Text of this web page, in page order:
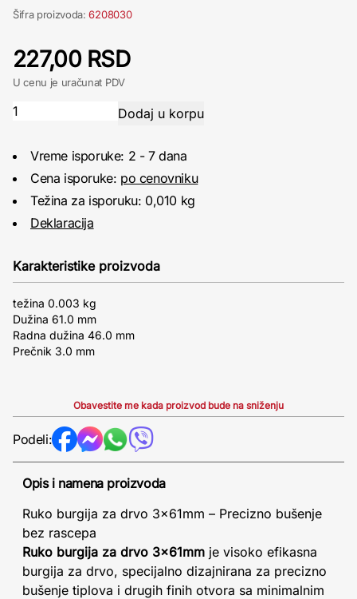
Šifra proizvoda:6208030
227,00 RSD
U cenu je uračunat PDV
Vreme isporuke: 2 - 7 dana
Cena isporuke: po cenovniku
Težina za isporuku: 0,010 kg
Deklaracija
Karakteristike proizvoda
težina 0.003 kg
Dužina 61.0 mm
Radna dužina 46.0 mm
Prečnik 3.0 mm
Obavestite me kada proizvod bude na sniženju
Podeli:
Opis i namena proizvoda
Ruko burgija za drvo 3x61mm – Precizno bušenje
bez rascepa
Ruko burgija za drvo 3x61mm je visoko efikasna
burgija za drvo, specijalno dizajnirana za precizno
bušenje tiplova i drugih finih otvora sa minimalnim